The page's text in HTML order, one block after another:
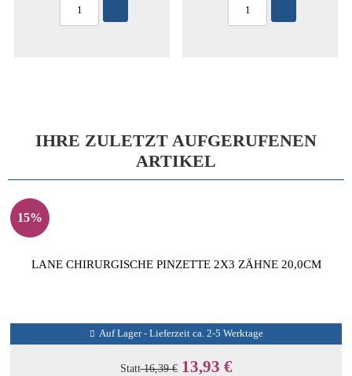
IHRE ZULETZT AUFGERUFENEN
ARTIKEL
15%
LANE CHIRURGISCHE PINZETTE 2X3 ZÄHNE 20,0CM
Auf Lager - Lieferzeit ca. 2-5 Werktage
Statt16,39 € 13,93 €